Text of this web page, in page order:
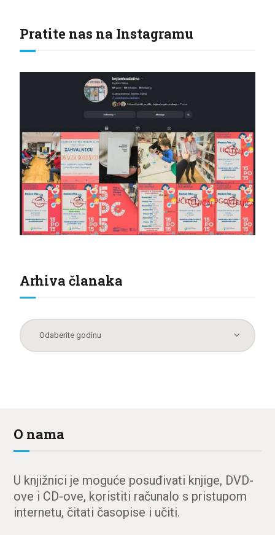
Pratite nas na Instagramu
Arhiva članaka
O nama
U knjižnici je moguće posuđivati knjige, DVD-
ove i CD-ove, koristiti računalo s pristupom
internetu, čitati časopise i učiti.